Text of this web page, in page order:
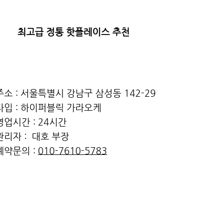
최고급 정통 핫플레이스 추천
소 : 서울특별시 강남구 삼성동 142-29
입 : 하이퍼블릭 가라오케
업시간 : 24시간
리자 : 대호 부장
약문의 : 010-7610-5783